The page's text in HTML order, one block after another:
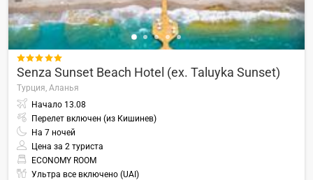

Senza Sunset Beach Hotel (ex. Taluyka Sunset)
Турция, Аланья
Начало 13.08
Перелет включен (из Кишинев)
На 7 ночей
Цена за 2 туриста
ECONOMY ROOM
Ультра все включено (UAI)